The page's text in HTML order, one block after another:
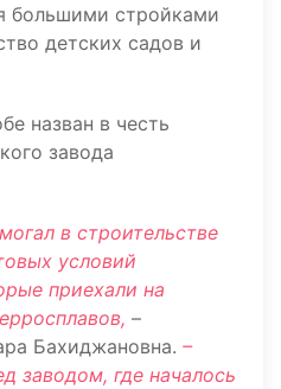
большими стройками
детских садов и
в строительстве
условий
приехали на
–
Бахиджановна. –
заводом, где началось